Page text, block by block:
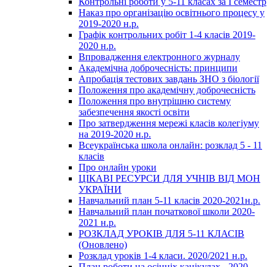
Наказ про організацію освітнього процесу у
2019-2020 н.р.
Графік контрольних робіт 1-4 класів 2019-
2020 н.р.
Впровадження електронного журналу
Академічна доброчесність: принципи
Апробація тестових завдань ЗНО з біології
Положення про академічну доброчесність
Положення про внутрішню систему
забезпечення якості освіти
Про затвердження мережі класів колегіуму
на 2019-2020 н.р.
Всеукраїнська школа онлайн: розклад 5 - 11
класів
Про онлайн уроки
ЦІКАВІ РЕСУРСИ ДЛЯ УЧНІВ ВІД МОН
УКРАЇНИ
Навчальний план 5-11 класів 2020-2021н.р.
Навчальний план початкової школи 2020-
2021 н.р.
РОЗКЛАД УРОКІВ ДЛЯ 5-11 КЛАСІВ
(Оновлено)
Розклад уроків 1-4 класи. 2020/2021 н.р.